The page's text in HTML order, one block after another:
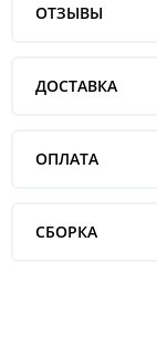
ОТЗЫВЫ
ДОСТАВКА
ОПЛАТА
СБОРКА